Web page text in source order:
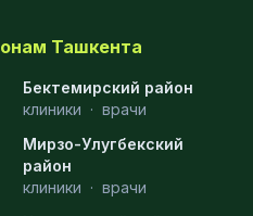
Ташкента
Бектемирский район
клиники · врачи
Мирзо-Улугбекский
район
клиники · врачи